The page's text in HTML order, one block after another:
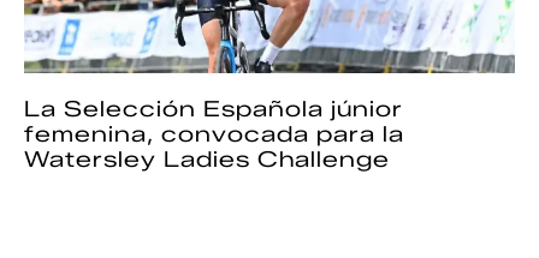
La Selección Española júnior
femenina, convocada para la
Watersley Ladies Challenge